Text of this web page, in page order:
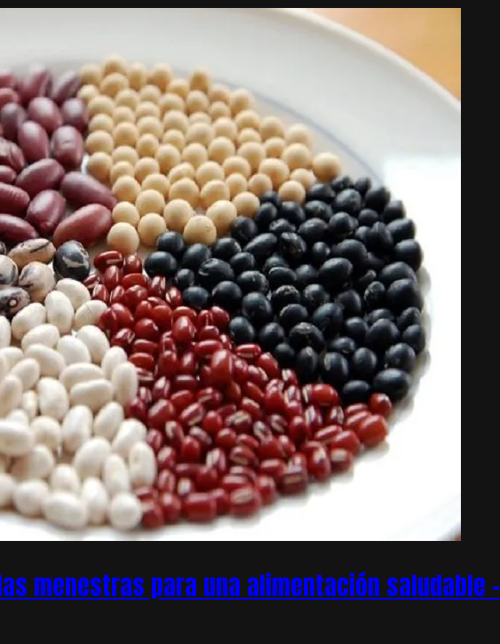
menestras para una alimentación saludable –